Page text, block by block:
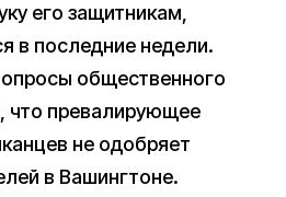
его защитникам,
в последние недели.
общественного
, что превалирующее
не одобряет
в Вашингтоне.